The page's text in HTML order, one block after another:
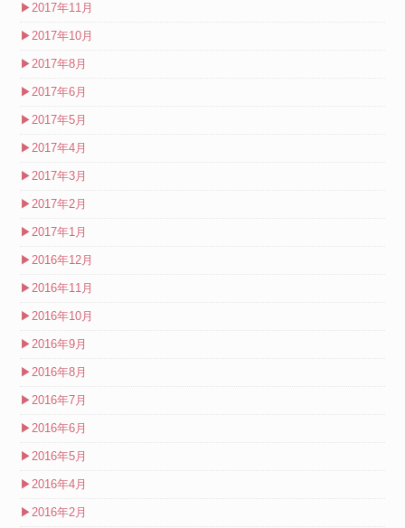
▶2017年11月
▶2017年10月
▶2017年8月
▶2017年6月
▶2017年5月
▶2017年4月
▶2017年3月
▶2017年2月
▶2017年1月
▶2016年12月
▶2016年11月
▶2016年10月
▶2016年9月
▶2016年8月
▶2016年7月
▶2016年6月
▶2016年5月
▶2016年4月
▶2016年2月